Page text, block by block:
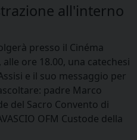
all'interno
presso il Cinéma
ore 18.00, una catechesi
e il suo messaggio per
padre Marco
del Sacro Convento di
OFM Custode della